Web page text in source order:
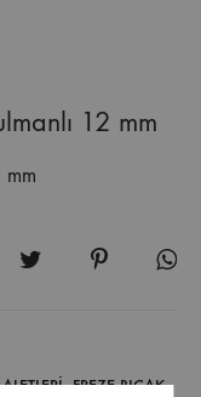
12 mm
mm
,FREZE BIÇAK